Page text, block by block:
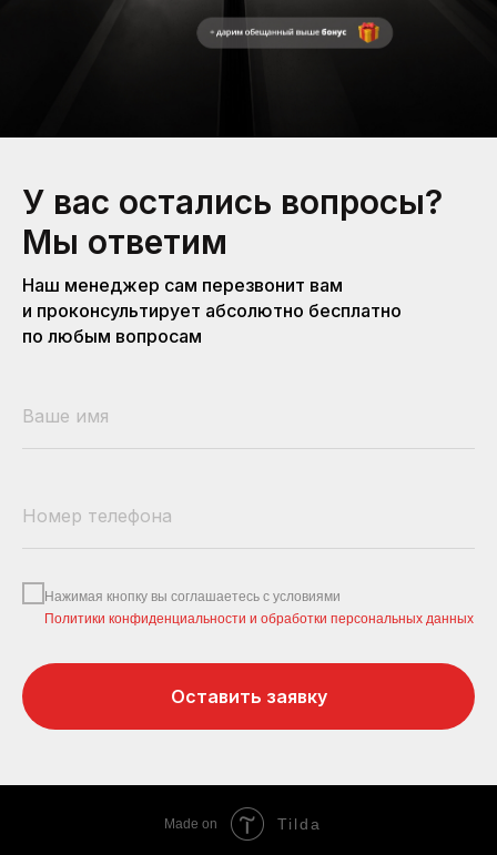
У вас остались вопросы?
Мы ответим
Наш менеджер сам перезвонит вам
и проконсультирует абсолютно бесплатно
по любым вопросам
Нажимая кнопку вы соглашаетесь с условиями
Политики конфиденциальности и обработки персональных данных
Оставить заявку
Made on Tilda